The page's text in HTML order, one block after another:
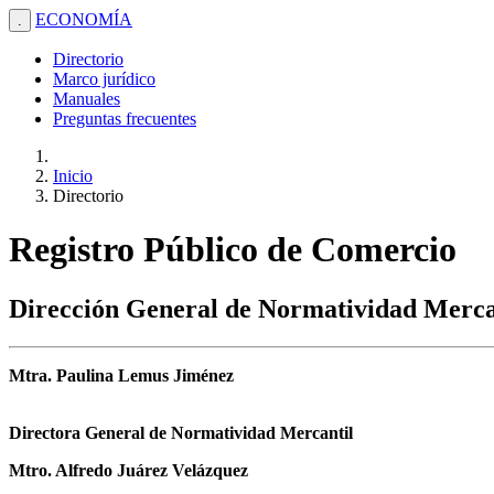
. ECONOMÍA
Directorio
Marco jurídico
Manuales
Preguntas frecuentes
Inicio
Directorio
Registro Público de Comercio
Dirección General de Normatividad
Mtra. Paulina Lemus Jiménez
Directora General de Normatividad Mercantil
Mtro. Alfredo Juárez Velázquez